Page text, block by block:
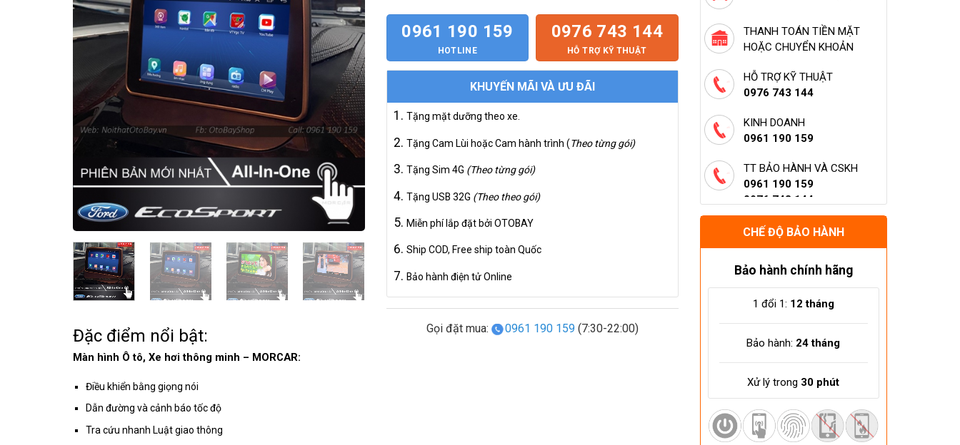
Đặc điểm nổi bật:
Màn hình Ô tô, Xe hơi thông minh – MORCAR:
Điều khiển bằng giọng nói
Dẫn đường và cảnh báo tốc độ
Tra cứu nhanh Luật giao thông
0961 190 159
HOTLINE
0976 743 144
HỖ TRỢ KỸ THUẬT
KHUYẾN MÃI VÀ ƯU ĐÃI
Tặng mặt dưỡng theo xe.
Tặng Cam Lùi hoặc Cam hành trình (Theo từng gói)
Tặng Sim 4G (Theo từng gói)
Tặng USB 32G (Theo theo gói)
Miễn phí lắp đặt bởi OTOBAY
Ship COD, Free ship toàn Quốc
Bảo hành điện tử Online
Gọi đặt mua: 0961 190 159 (7:30-22:00)
THANH TOÁN TIỀN MẶT
HOẶC CHUYỂN KHOẢN
HỖ TRỢ KỸ THUẬT
0976 743 144
KINH DOANH
0961 190 159
TT BẢO HÀNH VÀ CSKH
0961 190 159
0976 743 144
HỖ TRỢ LẮP ĐẶT (HÀ NỘI)
0961 190 159
0976 743 144
CHẾ ĐỘ BẢO HÀNH
Bảo hành chính hãng
1 đổi 1: 12 tháng
Bảo hành: 24 tháng
Xử lý trong 30 phút